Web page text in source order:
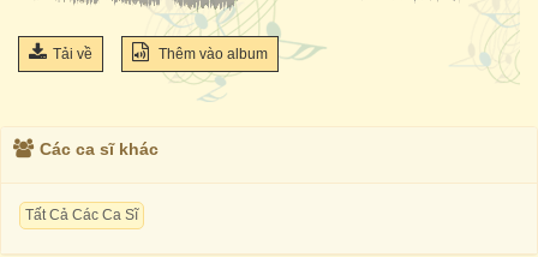
Tải về Thêm vào album
Các ca sĩ khác
Tất Cả Các Ca Sĩ